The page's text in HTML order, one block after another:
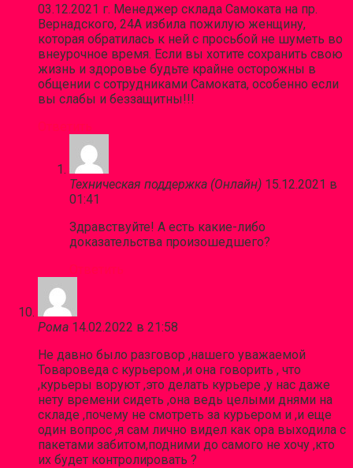
03.12.2021 г. Менеджер склада Самоката на пр.
Вернадского, 24А избила пожилую женщину,
которая обратилась к ней с просьбой не шуметь во
внеурочное время. Если вы хотите сохранить свою
жизнь и здоровье будьте крайне осторожны в
общении с сотрудниками Самоката, особенно если
вы слабы и беззащитны!!!
Техническая поддержка (Онлайн) 15.12.2021 в
01:41
Здравствуйте! А есть какие-либо
доказательства произошедшего?
Рома 14.02.2022 в 21:58
Не давно было разговор ,нашего уважаемой
Товароведа с курьером ,и она говорить , что
,курьеры воруют ,это делать курьере ,у нас даже
нету времени сидеть ,она ведь целыми днями на
складе ,почему не смотреть за курьером и ,и еще
один вопрос ,я сам лично видел как ора выходила с
пакетами забитом,подними до самого не хочу ,кто
их будет контролировать ?